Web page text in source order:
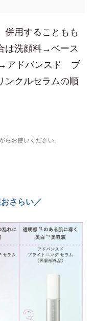
併用することもも
は洗顔料→ベース
アドバンスド ブ
クルセラムの順
お使いください。
さらい／